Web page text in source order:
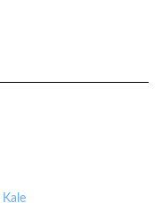
Kale